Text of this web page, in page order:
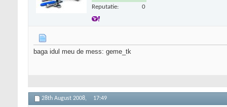
Reputatie: 0
baga idul meu de mess: geme_tk
28th August 2008, 17:49